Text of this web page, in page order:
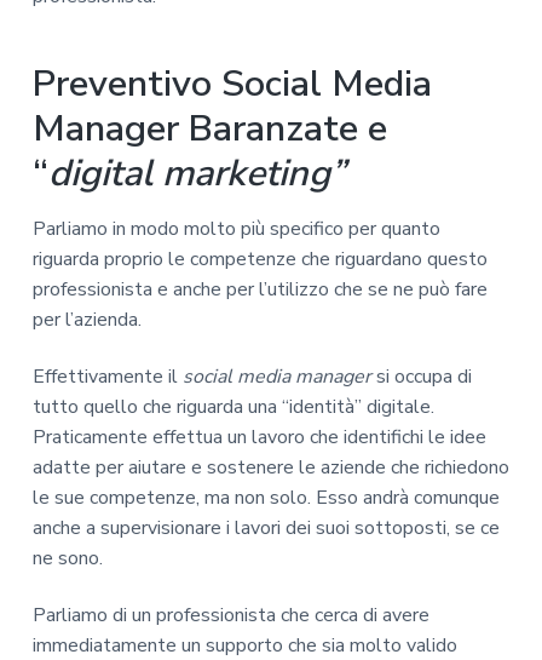
Preventivo Social Media
Manager Baranzate e
“digital marketing”
Parliamo in modo molto più specifico per quanto
riguarda proprio le competenze che riguardano questo
professionista e anche per l’utilizzo che se ne può fare
per l’azienda.
Effettivamente il social media managersi occupa di
tutto quello che riguarda una “identità” digitale.
Praticamente effettua un lavoro che identifichi le idee
adatte per aiutare e sostenere le aziende che richiedono
le sue competenze, ma non solo. Esso andrà comunque
anche a supervisionare i lavori dei suoi sottoposti, se ce
ne sono.
Parliamo di un professionista che cerca di avere
immediatamente un supporto che sia molto valido